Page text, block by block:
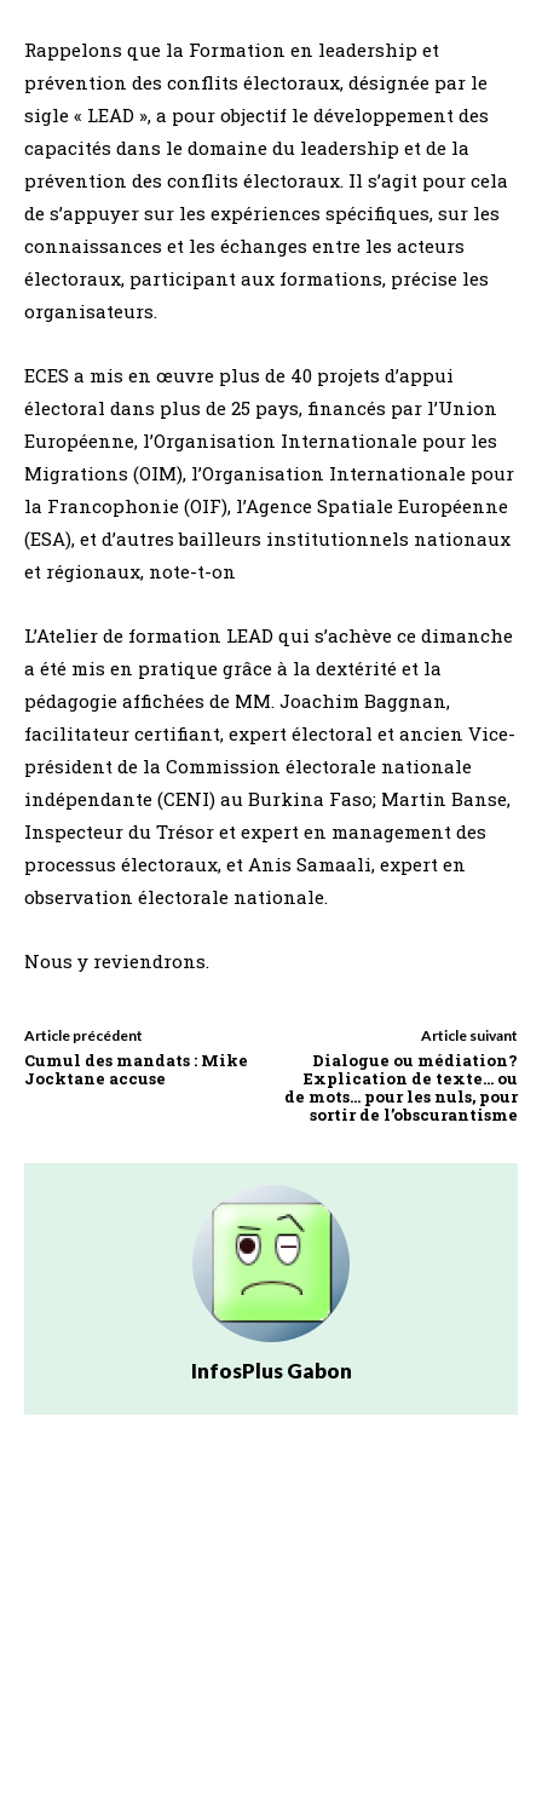
Rappelons que la Formation en leadership et
prévention des conflits électoraux, désignée par le
sigle « LEAD », a pour objectif le développement des
capacités dans le domaine du leadership et de la
prévention des conflits électoraux. Il s’agit pour cela
de s’appuyer sur les expériences spécifiques, sur les
connaissances et les échanges entre les acteurs
électoraux, participant aux formations, précise les
organisateurs.
ECES a mis en œuvre plus de 40 projets d’appui
électoral dans plus de 25 pays, financés par l’Union
Européenne, l’Organisation Internationale pour les
Migrations (OIM), l’Organisation Internationale pour
la Francophonie (OIF), l’Agence Spatiale Européenne
(ESA), et d’autres bailleurs institutionnels nationaux
et régionaux, note-t-on
L’Atelier de formation LEAD qui s’achève ce dimanche
a été mis en pratique grâce à la dextérité et la
pédagogie affichées de MM. Joachim Baggnan,
facilitateur certifiant, expert électoral et ancien Vice-
président de la Commission électorale nationale
indépendante (CENI) au Burkina Faso; Martin Banse,
Inspecteur du Trésor et expert en management des
processus électoraux, et Anis Samaali, expert en
observation électorale nationale.
Nous y reviendrons.
Article précédent
Cumul des mandats : Mike
Jocktane accuse
Article suivant
Dialogue ou médiation?
Explication de texte… ou
de mots… pour les nuls, pour
sortir de l’obscurantisme
InfosPlus Gabon